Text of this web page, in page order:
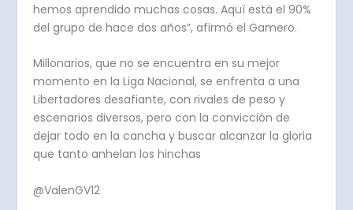
hemos aprendido muchas cosas. Aquí está el 90%
del grupo de hace dos años”, afirmó el Gamero.
Millonarios, que no se encuentra en su mejor
momento en la Liga Nacional, se enfrenta a una
Libertadores desafiante, con rivales de peso y
escenarios diversos, pero con la convicción de
dejar todo en la cancha y buscar alcanzar la gloria
que tanto anhelan los hinchas
@ValenGV12